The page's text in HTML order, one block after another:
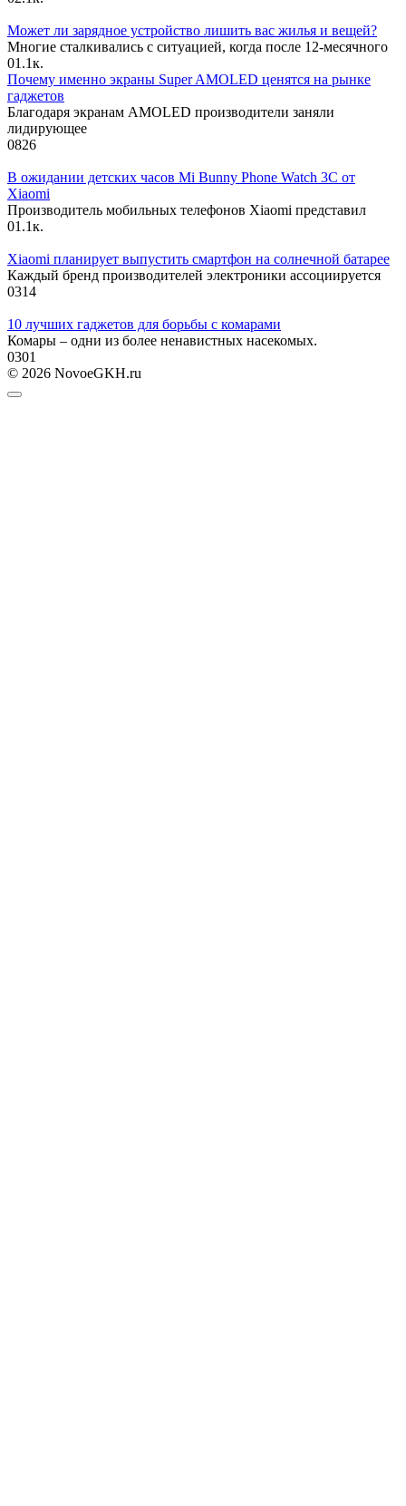
Может ли зарядное устройство лишить вас жилья и вещей?
Многие сталкивались с ситуацией, когда после 12-месячного
01.1к.
Почему именно экраны Super AMOLED ценятся на рынке
гаджетов
Благодаря экранам AMOLED производители заняли
лидирующее
0826
В ожидании детских часов Mi Bunny Phone Watch 3C от
Xiaomi
Производитель мобильных телефонов Xiaomi представил
01.1к.
Xiaomi планирует выпустить смартфон на солнечной батарее
Каждый бренд производителей электроники ассоциируется
0314
10 лучших гаджетов для борьбы с комарами
Комары – одни из более ненавистных насекомых.
0301
© 2026 NovoeGKH.ru